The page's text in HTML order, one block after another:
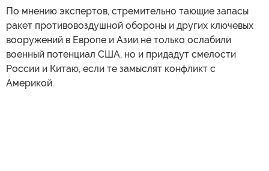
По мнению экспертов, стремительно тающие запасы
ракет противовоздушной обороны и других ключевых
вооружений в Европе и Азии не только ослабили
военный потенциал США, но и придадут смелости
России и Китаю, если те замыслят конфликт с
Америкой.